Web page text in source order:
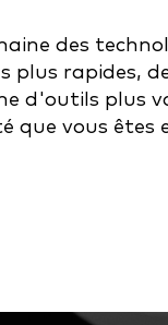
des
plus rapides,
d'outils plus
que vous